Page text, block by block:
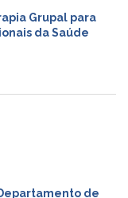
Grupal para
da Saúde
de